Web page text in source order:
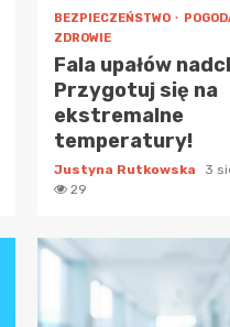
BEZPIECZEŃSTWO
ZDROWIE
Fala upałów
Przygotuj się na
ekstremalne
temperatury!
Justyna Rutkowska
3
29